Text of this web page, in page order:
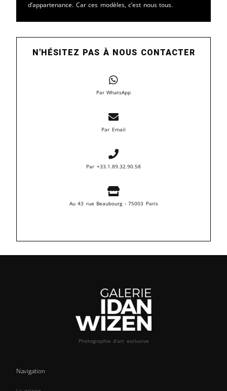
d’appartenance. Car ces modèles, c’est nous tous.
N'HÉSITEZ PAS À NOUS CONTACTER
Par WhatsApp
Par Email
Par +33.1.89.32.90.58
Au 43 rue Beaubourg - 75003 Paris
Photographie d’art exclusive
Navigation